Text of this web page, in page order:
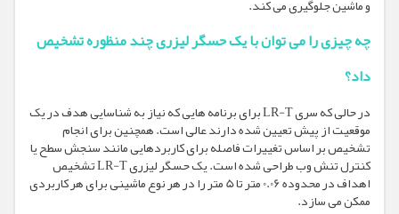
و ماشین جلوگیری می کند.
چه چیزی را می توان با یک حسگر لیزری چند منظوره تشخیص
داد؟
در حالی که سری LR-T برای برنامه هایی که نیاز به شناسایی هدف در یک
موقعیت از پیش تعیین شده دارند عالی است. همچنین برای انجام
تشخیص بر اساس تغییرات فاصله برای کاربردهایی مانند سنجش سطح یا
کنترل تنش وب طراحی شده است. یک حسگر لیزری LR-T تشخیص
اهداف در محدوده 0.06 متر تا 5 متر را در هر نوع ماشینی برای هر کاربردی
ممکن می سازد.